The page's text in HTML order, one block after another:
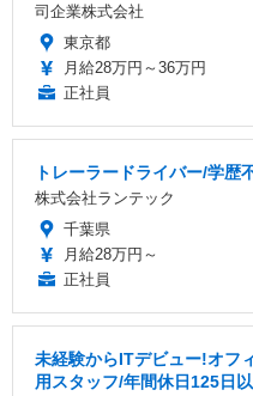
司企業株式会社
東京都
月給28万円～36万円
正社員
トレーラードライバー/学歴
株式会社ランテック
千葉県
月給28万円～
正社員
未経験からITデビュー!オフ
用スタッフ/年間休日125日